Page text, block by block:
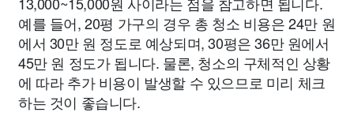
예를 들어, 20평 가구의 경우 총 청소 비용은 24만 원
에서 30만 원 정도로 예상되며, 30평은 36만 원에서
45만 원 정도가 됩니다. 물론, 청소의 구체적인 상황
에 따라 추가 비용이 발생할 수 있으므로 미리 체크
하는 것이 좋습니다.